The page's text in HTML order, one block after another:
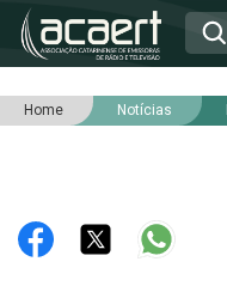
HOME
RNA
NOTÍCIAS
Home Notícias